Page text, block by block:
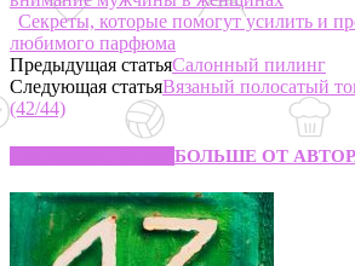
Секреты, которые помогут усилить и
любимого парфюма
Предыдущая статьяСалонный пилинг
Следующая статьяВязаный полосатый
(42/44)
БОЛЬШЕ ОТ